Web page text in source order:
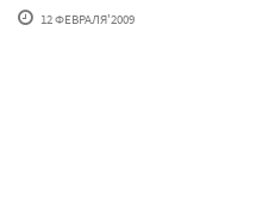
12 ФЕВРАЛЯ'2009